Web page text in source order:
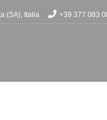
(SA), Italia +39 377 083